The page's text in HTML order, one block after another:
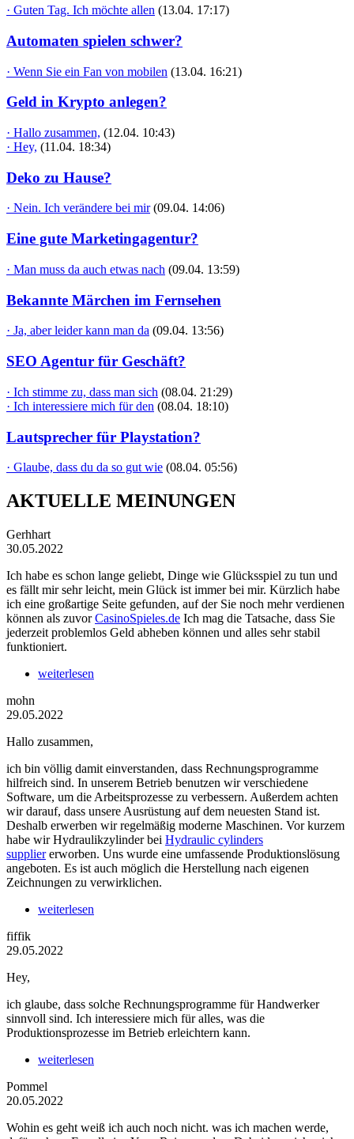
· Guten Tag. Ich möchte allen (13.04. 17:17)
Automaten spielen schwer?
· Wenn Sie ein Fan von mobilen (13.04. 16:21)
Geld in Krypto anlegen?
· Hallo zusammen, (12.04. 10:43)
· Hey, (11.04. 18:34)
Deko zu Hause?
· Nein. Ich verändere bei mir (09.04. 14:06)
Eine gute Marketingagentur?
· Man muss da auch etwas nach (09.04. 13:59)
Bekannte Märchen im Fernsehen
· Ja, aber leider kann man da (09.04. 13:56)
SEO Agentur für Geschäft?
· Ich stimme zu, dass man sich (08.04. 21:29)
· Ich interessiere mich für den (08.04. 18:10)
Lautsprecher für Playstation?
· Glaube, dass du da so gut wie (08.04. 05:56)
AKTUELLE MEINUNGEN
Gerhhart
30.05.2022
Ich habe es schon lange geliebt, Dinge wie Glücksspiel zu tun und
es fällt mir sehr leicht, mein Glück ist immer bei mir. Kürzlich habe
ich eine großartige Seite gefunden, auf der Sie noch mehr verdienen
können als zuvorCasinoSpieles.de Ich mag die Tatsache, dass Sie
jederzeit problemlos Geld abheben können und alles sehr stabil
funktioniert.
weiterlesen
mohn
29.05.2022
Hallo zusammen,
ich bin völlig damit einverstanden, dass Rechnungsprogramme
hilfreich sind. In unserem Betrieb benutzen wir verschiedene
Software, um die Arbeitsprozesse zu verbessern. Außerdem achten
wir darauf, dass unsere Ausrüstung auf dem neuesten Stand ist.
Deshalb erwerben wir regelmäßig moderne Maschinen. Vor kurzem
habe wir Hydraulikzylinder bei Hydraulic cylinders
suppliererworben. Uns wurde eine umfassende Produktionslösung
angeboten. Es ist auch möglich die Herstellung nach eigenen
Zeichnungen zu verwirklichen.
weiterlesen
fiffik
29.05.2022
Hey,
ich glaube, dass solche Rechnungsprogramme für Handwerker
sinnvoll sind. Ich interessiere mich für alles, was die
Produktionsprozesse im Betrieb erleichtern kann.
weiterlesen
Pommel
20.05.2022
Wohin es geht weiß ich auch noch nicht. was ich machen werde,